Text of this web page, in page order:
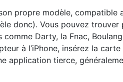
propre modèle, compatible
donc). Vous pouvez
comme Darty, la Fnac,
à l’iPhone, insérez la
application tierce,